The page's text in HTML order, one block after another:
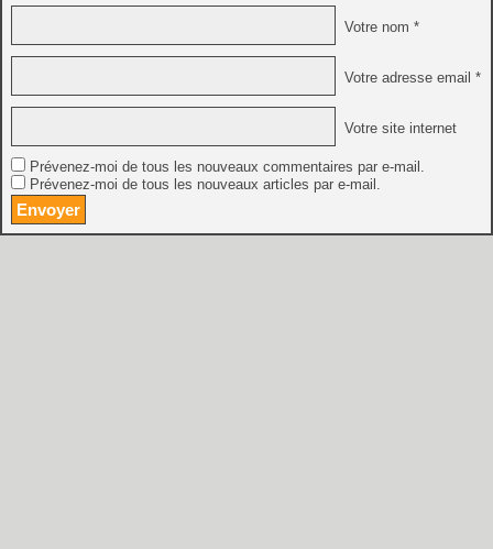
Votre nom *
Votre adresse email *
Votre site internet
Prévenez-moi de tous les nouveaux commentaires par e-mail.
Prévenez-moi de tous les nouveaux articles par e-mail.